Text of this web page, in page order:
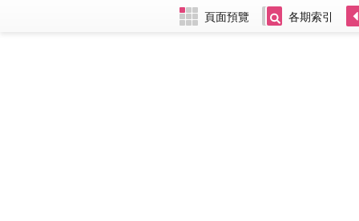
頁面預覽 各期索引